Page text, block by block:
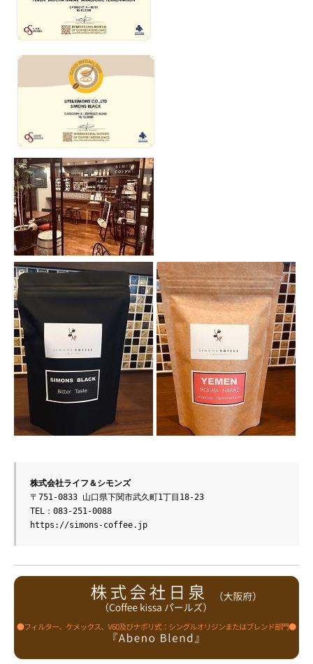
株式会社ライフ＆シモンズ
〒751-0833 山口県下関市武久町1丁目18-23
https://simons-coffee.jp